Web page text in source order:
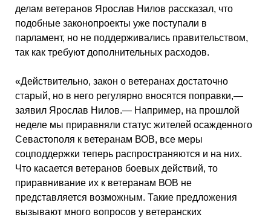
делам ветеранов Ярослав Нилов рассказал, что
подобные законопроекты уже поступали в
парламент, но не поддерживались правительством,
так как требуют дополнительных расходов.
«Действительно, закон о ветеранах достаточно
старый, но в него регулярно вносятся поправки,—
заявил Ярослав Нилов.— Например, на прошлой
неделе мы приравняли статус жителей осажденного
Севастополя к ветеранам ВОВ, все меры
соцподдержки теперь распространяются и на них.
Что касается ветеранов боевых действий, то
приравнивание их к ветеранам ВОВ не
представляется возможным. Такие предложения
вызывают много вопросов у ветеранских